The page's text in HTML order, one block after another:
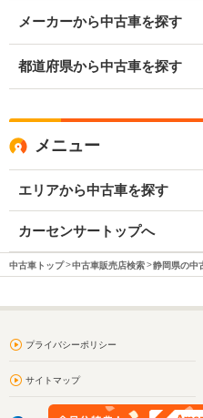
メーカーから中古車を探す
都道府県から中古車を探す
メニュー
エリアから中古車を探す
カーセンサートップへ
中古車トップ 中古車販売店検索 静岡県の中
プライバシーポリシー
サイトマップ